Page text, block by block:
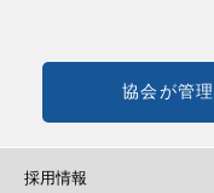
協会が管
採用情報